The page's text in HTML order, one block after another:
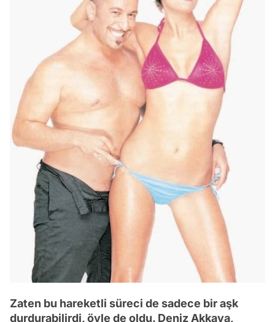
Zaten bu hareketli süreci de sadece bir aşk
durdurabilirdi, öyle de oldu. Deniz Akkaya,